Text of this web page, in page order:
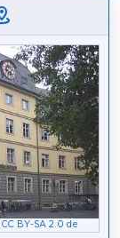
CC BY-SA 2.0 de